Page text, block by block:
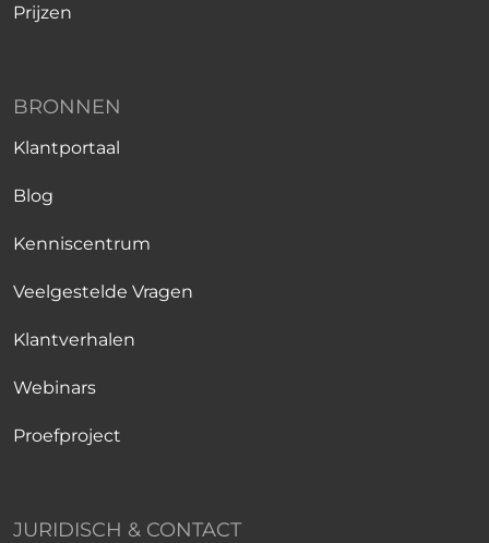
Prijzen
BRONNEN
Klantportaal
Blog
Kenniscentrum
Veelgestelde Vragen
Klantverhalen
Webinars
Proefproject
JURIDISCH & CONTACT